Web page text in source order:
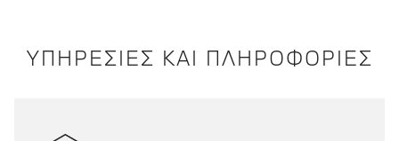
ΥΠΗΡΕΣΙΕΣ ΚΑΙ ΠΛΗΡΟΦΟΡΙΕΣ